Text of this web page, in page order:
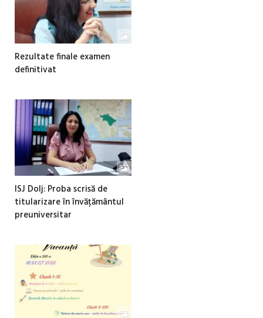
Rezultate finale examen
definitivat
ISJ Dolj: Proba scrisă de
titularizare în învățământul
preuniversitar